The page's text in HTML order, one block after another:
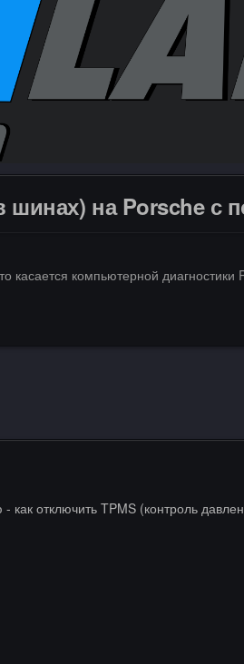
шинах) на Porsche
касается компьютерной
- как отключить TPMS (контроль